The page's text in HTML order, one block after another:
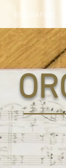
BIOGRAPHIE